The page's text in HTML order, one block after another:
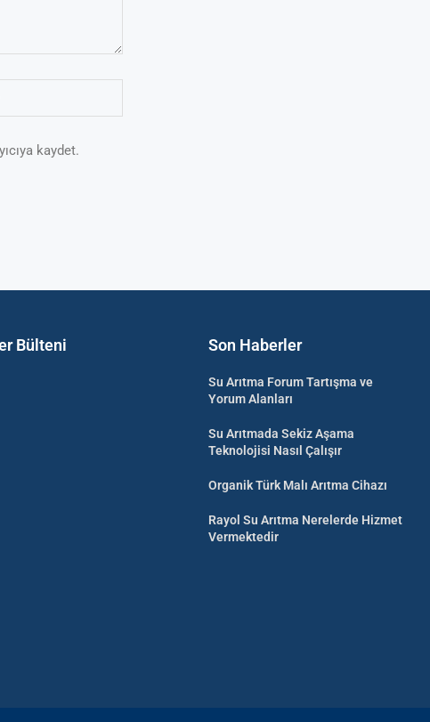
kaydet.
Bülteni Son Haberler
Su Arıtma Forum Tartışma ve
Yorum Alanları
Su Arıtmada Sekiz Aşama
Teknolojisi Nasıl Çalışır
Organik Türk Malı Arıtma Cihazı
Rayol Su Arıtma Nerelerde Hizmet
Vermektedir